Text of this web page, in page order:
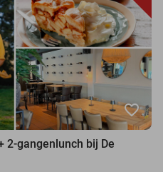
favorite_border
2-gangenlunch bij De